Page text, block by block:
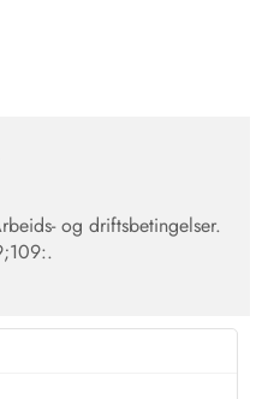
og driftsbetingelser.